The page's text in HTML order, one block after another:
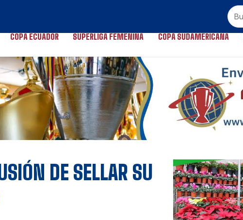
COPA ECUADOR SÚPERLIGA FEMENINA COPA SUDAMERICANA
DE SELLAR SU